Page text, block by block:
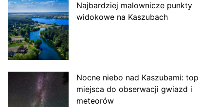
Najbardziej malownicze punkty
widokowe na Kaszubach
Nocne niebo nad Kaszubami: top
miejsca do obserwacji gwiazd i
meteorów